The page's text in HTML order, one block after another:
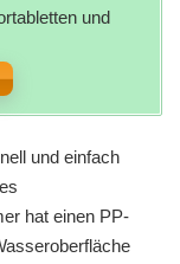
und
und einfach
hat einen PP-